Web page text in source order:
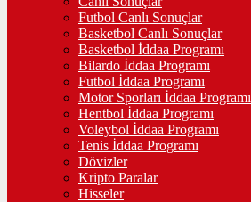
Futbol Canlı Sonuçlar
Basketbol Canlı Sonuçlar
Basketbol İddaa Programı
Bilardo İddaa Programı
Futbol İddaa Programı
Motor Sporları İddaa Programı
Hentbol İddaa Programı
Voleybol İddaa Programı
Tenis İddaa Programı
Dövizler
Kripto Paralar
Hisseler